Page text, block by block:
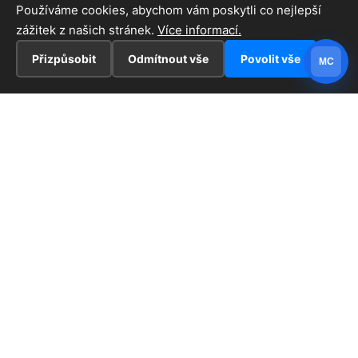
Používáme cookies, abychom vám poskytli co nejlepší
zážitek z našich stránek. Více informací.
Přizpůsobit Odmítnout vše Povolit vše MC